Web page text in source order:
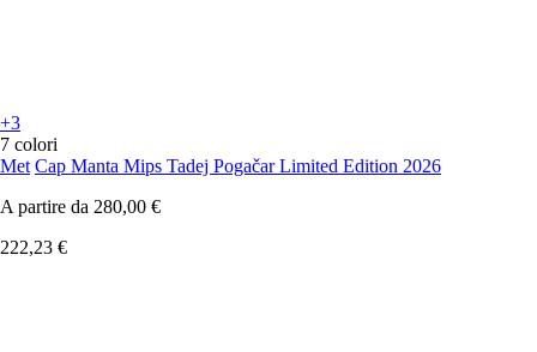
+3
7 colori
Met Cap Manta Mips Tadej Pogačar Limited Edition 2026
A partire da 280,00 €
222,23 €